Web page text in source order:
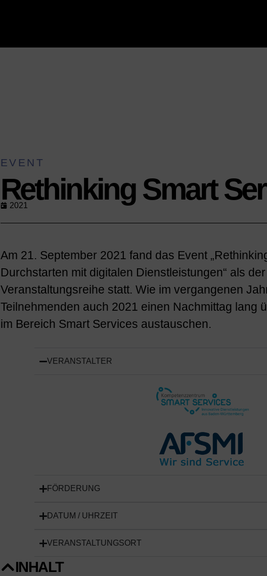
EVENT
Rethinking Smart
2021
Am 21. September 2021 fand das Event
Durchstarten mit digitalen Dienstleistungen“ als
Veranstaltungsreihe statt. Wie im vergangenen
Teilnehmenden auch 2021 einen Nachmittag lang
im Bereich Smart Services austauschen.
VERANSTALTER
FÖRDERUNG
DATUM / UHRZEIT
VERANSTALTUNGSORT
INHALT